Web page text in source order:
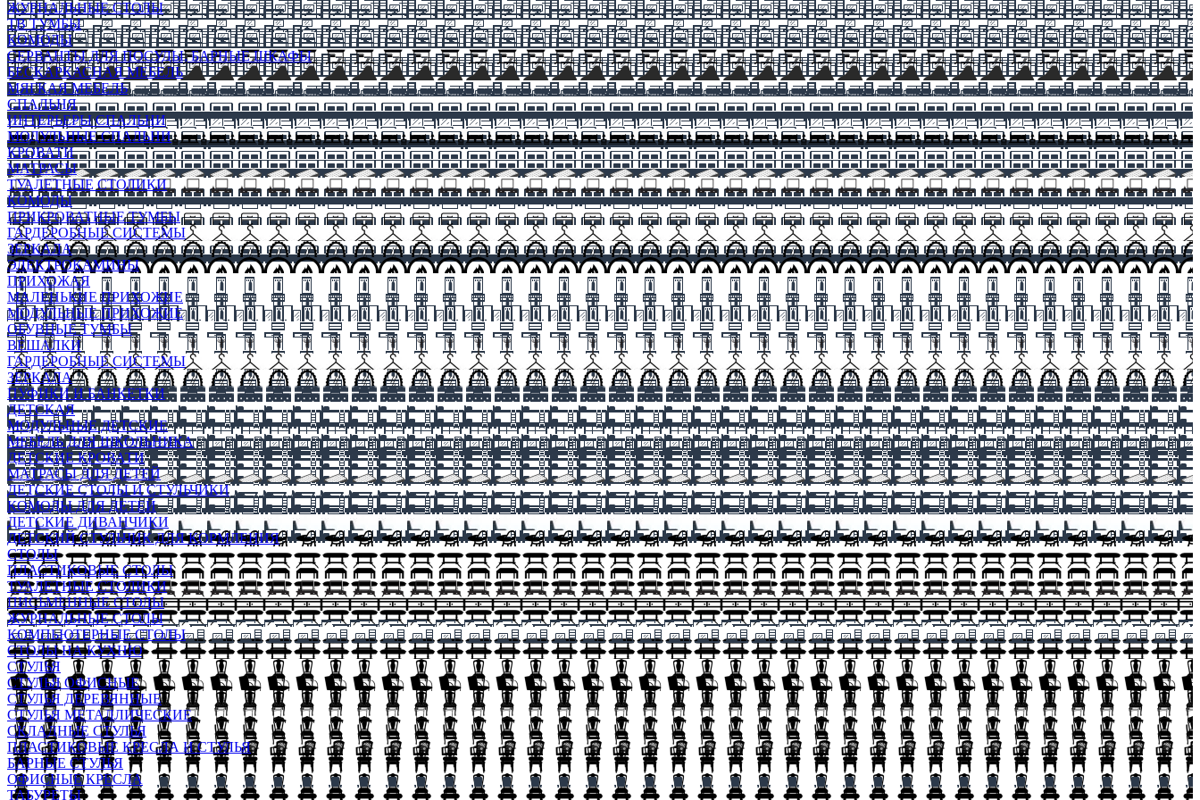
ЖУРНАЛЬНЫЕ СТОЛЫ
ТВ ТУМБЫ
КОМОДЫ
СЕРВАНТЫ ДЛЯ ПОСУДЫ, БАРНЫЕ ШКАФЫ
БЕСКАРКАСНАЯ МЕБЕЛЬ
МЯГКАЯ МЕБЕЛЬ
СПАЛЬНЯ
ИНТЕРЬЕРЫ СПАЛЬНИ
МОДУЛЬНЫЕ СПАЛЬНИ
КРОВАТИ
МАТРАСЫ
ТУАЛЕТНЫЕ СТОЛИКИ
КОМОДЫ
ПРИКРОВАТНЫЕ ТУМБЫ
ГАРДЕРОБНЫЕ СИСТЕМЫ
ЗЕРКАЛА
ЭЛЕКТРОКАМИНЫ
ПРИХОЖАЯ
МАЛЕНЬКИЕ ПРИХОЖИЕ
МОДУЛЬНЫЕ ПРИХОЖИЕ
ОБУВНЫЕ ТУМБЫ
ВЕШАЛКИ
ГАРДЕРОБНЫЕ СИСТЕМЫ
ЗЕРКАЛА
ПУФИКИ И БАНКЕТКИ
ДЕТСКАЯ
МОДУЛЬНЫЕ ДЕТСКИЕ
МЕБЕЛЬ ДЛЯ ШКОЛЬНИКА
ДЕТСКИЕ КРОВАТИ
МАТРАСЫ ДЛЯ ДЕТЕЙ
ДЕТСКИЕ СТОЛЫ И СТУЛЬЧИКИ
КОМОДЫ ДЛЯ ДЕТЕЙ
ДЕТСКИЕ ДИВАНЧИКИ
ДЕТСКИЙ СТУЛЬЧИК ДЛЯ КОРМЛЕНИЯ
СТОЛЫ
ПЛАСТИКОВЫЕ СТОЛЫ
ТУАЛЕТНЫЕ СТОЛИКИ
ПИСЬМЕННЫЕ СТОЛЫ
ЖУРНАЛЬНЫЕ СТОЛЫ
КОМПЬЮТЕРНЫЕ СТОЛЫ
СТОЛЫ НА КУХНЮ
СТУЛЬЯ
СТУЛЬЯ ОФИСНЫЕ
СТУЛЬЯ ДЕРЕВЯННЫЕ
СТУЛЬЯ МЕТАЛЛИЧЕСКИЕ
СКЛАДНЫЕ СТУЛЬЯ
ПЛАСТИКОВЫЕ КРЕСЛА И СТУЛЬЯ
БАРНЫЕ СТУЛЬЯ
ОФИСНЫЕ КРЕСЛА
ТАБУРЕТЫ